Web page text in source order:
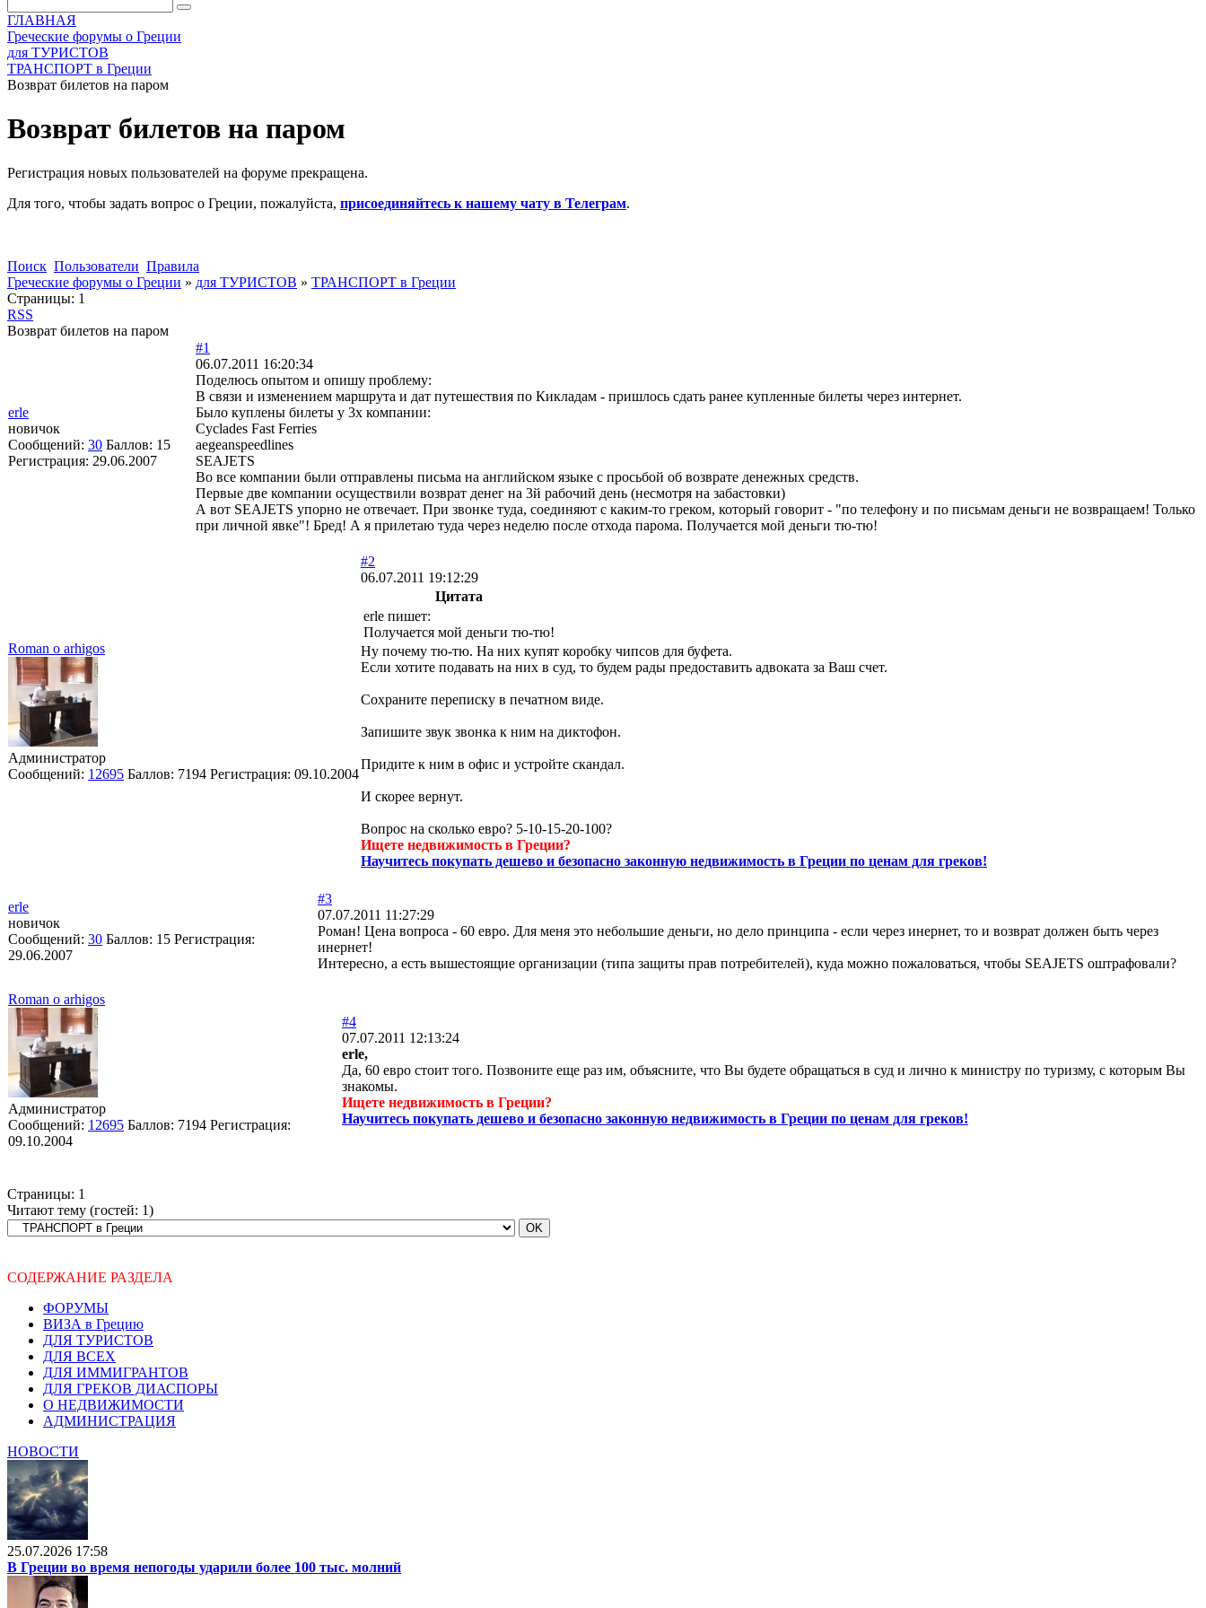
ГЛАВНАЯ
Греческие форумы о Греции
для ТУРИСТОВ
ТРАНСПОРТ в Греции
Возврат билетов на паром
Возврат билетов на паром
Регистрация новых пользователей на форуме прекращена.
Для того, чтобы задать вопрос о Греции, пожалуйста, присоединяйтесь к нашему чату в Телеграм.
Поиск Пользователи Правила
Греческие форумы о Греции » для ТУРИСТОВ » ТРАНСПОРТ в Греции
Страницы: 1
RSS
Возврат билетов на паром
erle
новичок
Сообщений: 30 Баллов: 15
Регистрация: 29.06.2007
#1
06.07.2011 16:20:34
Поделюсь опытом и опишу проблему:
В связи и изменением маршрута и дат путешествия по Кикладам - пришлось сдать ранее купленные билеты через интернет.
Было куплены билеты у 3х компании:
Cyclades Fast Ferries
aegeanspeedlines
SEAJETS
Во все компании были отправлены письма на английском языке с просьбой об возврате денежных средств.
Первые две компании осуществили возврат денег на 3й рабочий день (несмотря на забастовки)
А вот SEAJETS упорно не отвечает. При звонке туда, соединяют с каким-то греком, который говорит - "по телефону и по письмам деньги не возвращаем! Только
при личной явке"! Бред! А я прилетаю туда через неделю после отхода парома. Получается мой деньги тю-тю!
Roman o arhigos
Администратор
Сообщений: 12695 Баллов: 7194 Регистрация: 09.10.2004
#2
06.07.2011 19:12:29
Цитата
erle пишет:
Получается мой деньги тю-тю!
Ну почему тю-тю. На них купят коробку чипсов для буфета.
Если хотите подавать на них в суд, то будем рады предоставить адвоката за Ваш счет.
Сохраните переписку в печатном виде.
Запишите звук звонка к ним на диктофон.
Придите к ним в офис и устройте скандал.
И скорее вернут.
Вопрос на сколько евро? 5-10-15-20-100?
Ищете недвижимость в Греции?
Научитесь покупать дешево и безопасно законную недвижимость в Греции по ценам для греков!
erle
новичок
Сообщений: 30 Баллов: 15 Регистрация:
29.06.2007
#3
07.07.2011 11:27:29
Роман! Цена вопроса - 60 евро. Для меня это небольшие деньги, но дело принципа - если через инернет, то и возврат должен быть через
инернет!
Интересно, а есть вышестоящие организации (типа защиты прав потребителей), куда можно пожаловаться, чтобы SEAJETS оштрафовали?
Roman o arhigos
Администратор
Сообщений: 12695 Баллов: 7194 Регистрация:
09.10.2004
#4
07.07.2011 12:13:24
erle,
Да, 60 евро стоит того. Позвоните еще раз им, объясните, что Вы будете обращаться в суд и лично к министру по туризму, с которым Вы
знакомы.
Ищете недвижимость в Греции?
Научитесь покупать дешево и безопасно законную недвижимость в Греции по ценам для греков!
Страницы: 1
Читают тему (гостей: 1)
СОДЕРЖАНИЕ РАЗДЕЛА
ФОРУМЫ
ВИЗА в Грецию
ДЛЯ ТУРИСТОВ
ДЛЯ ВСЕХ
ДЛЯ ИММИГРАНТОВ
ДЛЯ ГРЕКОВ ДИАСПОРЫ
О НЕДВИЖИМОСТИ
АДМИНИСТРАЦИЯ
НОВОСТИ
25.07.2026 17:58
В Греции во время непогоды ударили более 100 тыс. молний